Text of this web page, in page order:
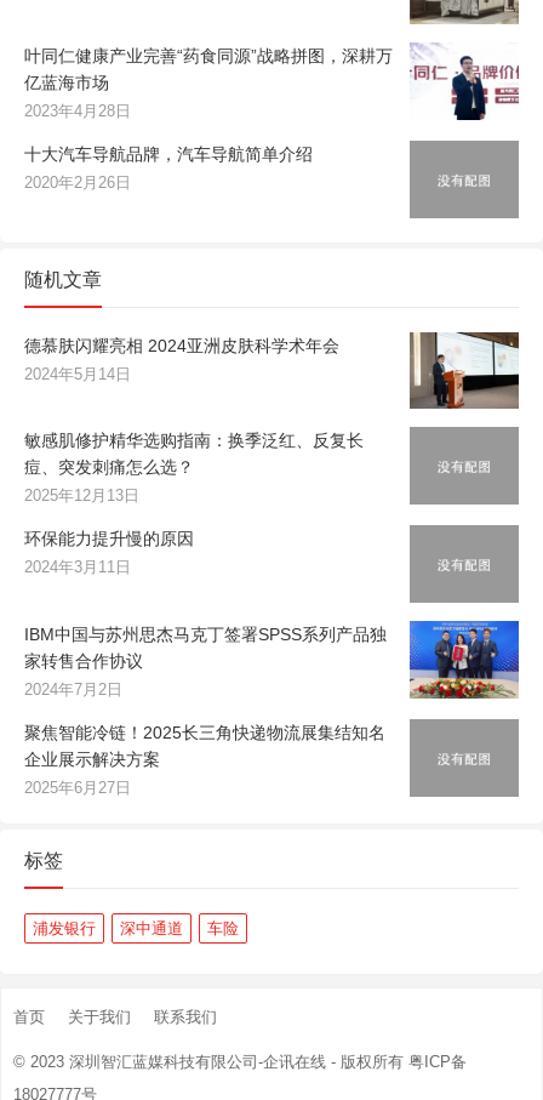
叶同仁健康产业完善“药食同源”战略拼图，深耕万
亿蓝海市场
2023年4月28日
十大汽车导航品牌，汽车导航简单介绍
2020年2月26日
随机文章
德慕肤闪耀亮相 2024亚洲皮肤科学术年会
2024年5月14日
敏感肌修护精华选购指南：换季泛红、反复长
痘、突发刺痛怎么选？
2025年12月13日
环保能力提升慢的原因
2024年3月11日
IBM中国与苏州思杰马克丁签署SPSS系列产品独
家转售合作协议
2024年7月2日
聚焦智能冷链！2025长三角快递物流展集结知名
企业展示解决方案
2025年6月27日
标签
浦发银行 深中通道 车险
首页 关于我们 联系我们
© 2023 深圳智汇蓝媒科技有限公司-企讯在线 - 版权所有 粤ICP备
18027777号